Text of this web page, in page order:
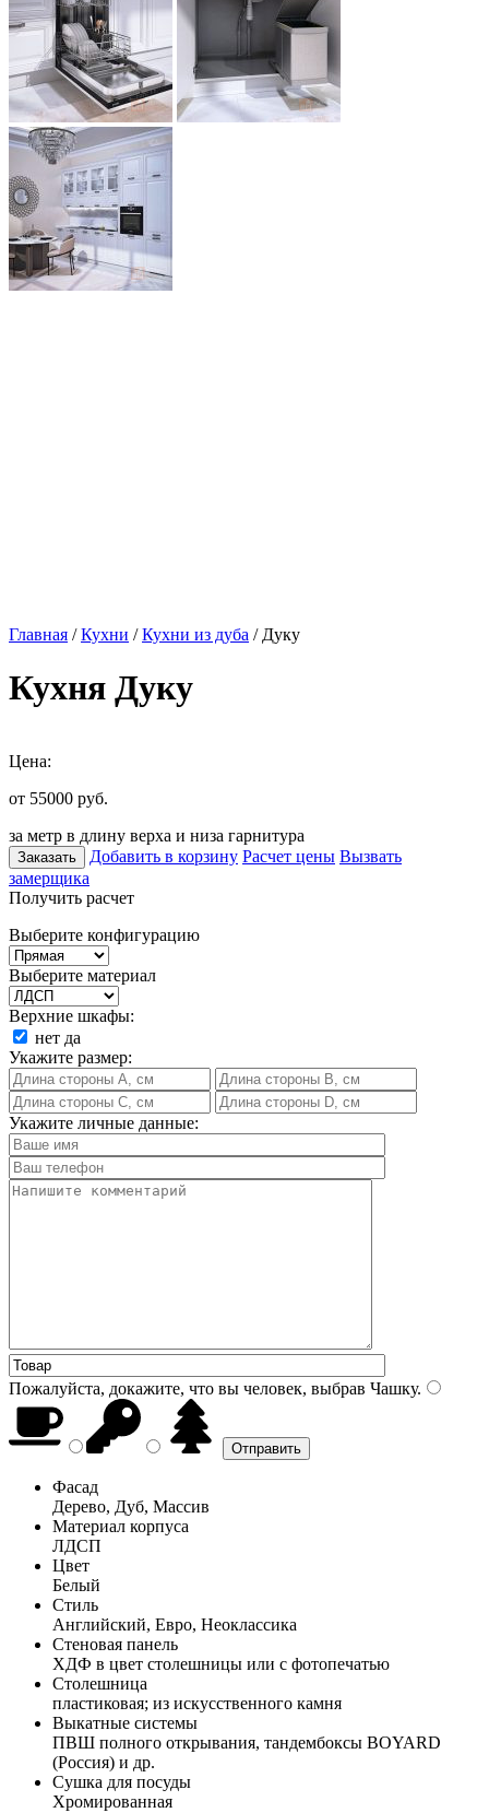
Главная /Кухни /Кухни из дуба / Дуку
Кухня Дуку
Цена:
от 55000 руб.
за метр в длину верха и низа гарнитура
Заказать Добавить в корзину Расчет цены Вызвать
замерщика
Получить расчет
Выберите конфигурацию
Выберите материал
Верхние шкафы:
нет да
Укажите размер:
Укажите личные данные:
Пожалуйста, докажите, что вы человек, выбрав Чашку.
Фасад
Дерево, Дуб, Массив
Материал корпуса
ЛДСП
Цвет
Белый
Стиль
Английский, Евро, Неоклассика
Стеновая панель
ХДФ в цвет столешницы или с фотопечатью
Столешница
пластиковая; из искусственного камня
Выкатные системы
ПВШ полного открывания, тандембоксы BOYARD
(Россия) и др.
Сушка для посуды
Хромированная